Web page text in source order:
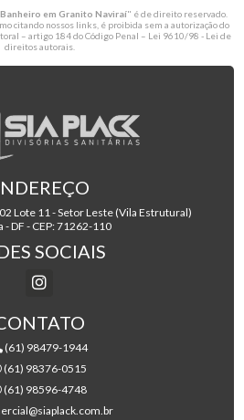
em Granito Naviraí" é de direito reservado.
citando nossos links, é proibida sem a autorização do
– artigo 184 do Código Penal – Lei 9610/98 - Lei de
direitos autorais.
Lote 11 - Setor Leste (Vila Estrutural)
- DF - CEP: 71262-110
SOCIAIS
(61) 98479-1944
(61) 98376-0515
(61) 98596-4748